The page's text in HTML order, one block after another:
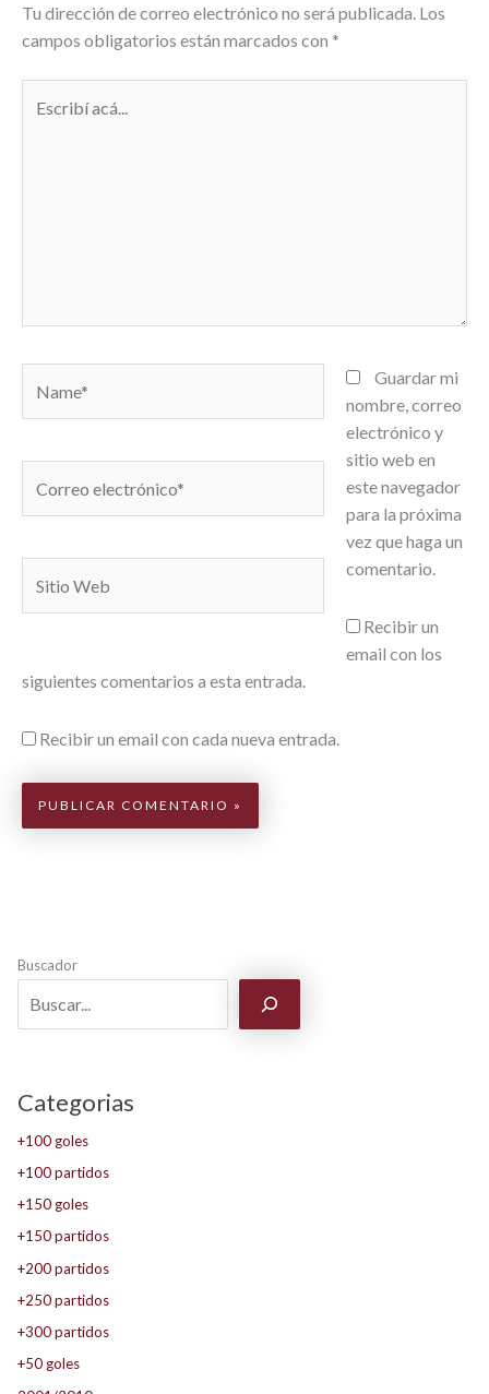
Tu dirección de correo electrónico no será publicada. Los
campos obligatorios están marcados con *
acá...
electrónico*
Web
Guardar mi
nombre, correo
electrónico y
sitio web en
este navegador
para la próxima
vez que haga un
comentario.
Recibir un
email con los
siguientes comentarios a esta entrada.
Recibir un email con cada nueva entrada.
Buscador
Categorias
+100 goles
+100 partidos
+150 goles
+150 partidos
+200 partidos
+250 partidos
+300 partidos
+50 goles